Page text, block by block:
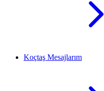
Koçtaş Mesajlarım